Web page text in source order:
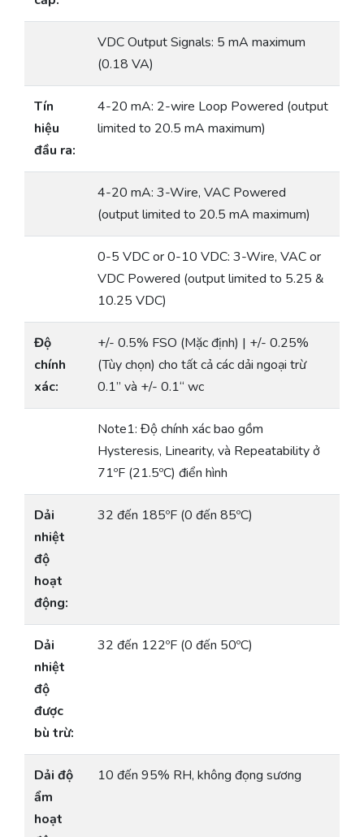
VDC Output Signals: 5 mA maximum
(0.18 VA)
Tín
hiệu
đầu ra:
4-20 mA: 2-wire Loop Powered (output
limited to 20.5 mA maximum)
4-20 mA: 3-Wire, VAC Powered
(output limited to 20.5 mA maximum)
0-5 VDC or 0-10 VDC: 3-Wire, VAC or
VDC Powered (output limited to 5.25 &
10.25 VDC)
Độ
chính
xác:
+/- 0.5% FSO (Mặc định) | +/- 0.25%
(Tùy chọn) cho tất cả các dải ngoại trừ
0.1” và +/- 0.1“ wc
Note1: Độ chính xác bao gồm
Hysteresis, Linearity, và Repeatability ở
71ºF (21.5ºC) điển hình
Dải
nhiệt
độ
hoạt
động:
32 đến 185ºF (0 đến 85ºC)
Dải
nhiệt
độ
được
bù trừ:
32 đến 122ºF (0 đến 50ºC)
Dải độ
ẩm
hoạt
10 đến 95% RH, không đọng sương